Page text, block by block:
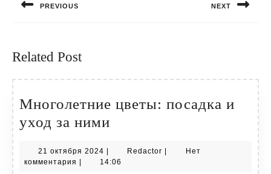
записям
PREVIOUS NEXT
Related Post
Многолетние цветы: посадка и
уход за ними
посадка
21 октября 2024 21
октября
Redactor Redactor
Нет
комментария
14:06